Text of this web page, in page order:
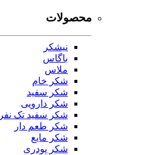
محصولات
نیشکر
باگاس
ملاس
شکر خام
شکر سفید
شکر دارویی
شکر سفید تک
شکر طعم دار
شکر مایع
شکر پودری